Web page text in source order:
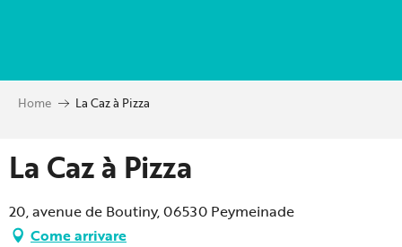
principal
Home La Caz à Pizza
La Caz à Pizza
20, avenue de Boutiny, 06530 Peymeinade
Come arrivare